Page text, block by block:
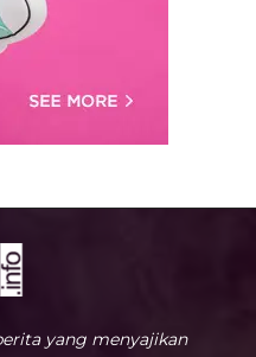
yang menyajikan